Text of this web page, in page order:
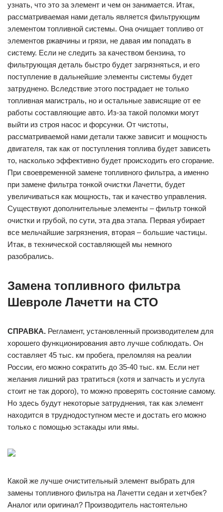
узнать, что это за элемент и чем он занимается. Итак,
рассматриваемая нами деталь является фильтрующим
элементом топливной системы. Она очищает топливо от
элементов ржавчины и грязи, не давая им попадать в
систему. Если не следить за качеством бензина, то
фильтрующая деталь быстро будет загрязняться, и его
поступление в дальнейшие элементы системы будет
затруднено. Вследствие этого пострадает не только
топливная магистраль, но и остальные зависящие от ее
работы составляющие авто. Из-за такой поломки могут
выйти из строя насос и форсунки. От чистоты,
рассматриваемой нами детали также зависит и мощность
двигателя, так как от поступления топлива будет зависеть
то, насколько эффективно будет происходить его сгорание.
При своевременной замене топливного фильтра, а именно
при замене фильтра тонкой очистки Лачетти, будет
увеличиваться как мощность, так и качество управления.
Существуют дополнительные элементы – фильтр тонкой
очистки и грубой, по сути, эта два этапа. Первая убирает
все мельчайшие загрязнения, вторая – большие частицы.
Итак, в технической составляющей мы немного
разобрались.
Замена топливного фильтра
Шевроле Лачетти на СТО
СПРАВКА. Регламент, установленный производителем для
хорошего функционирования авто лучше соблюдать. Он
составляет 45 тыс. км пробега, преломляя на реалии
России, его можно сократить до 35-40 тыс. км. Если нет
желания лишний раз тратиться (хотя и запчасть и услуга
стоит не так дорого), то можно проверять состояние самому.
Но здесь будут некоторые затруднения, так как элемент
находится в труднодоступном месте и достать его можно
только с помощью эстакады или ямы.
Какой же лучше очистительный элемент выбрать для
замены топливного фильтра на Лачетти седан и хетчбек?
Аналог или оригинал? Производитель настоятельно